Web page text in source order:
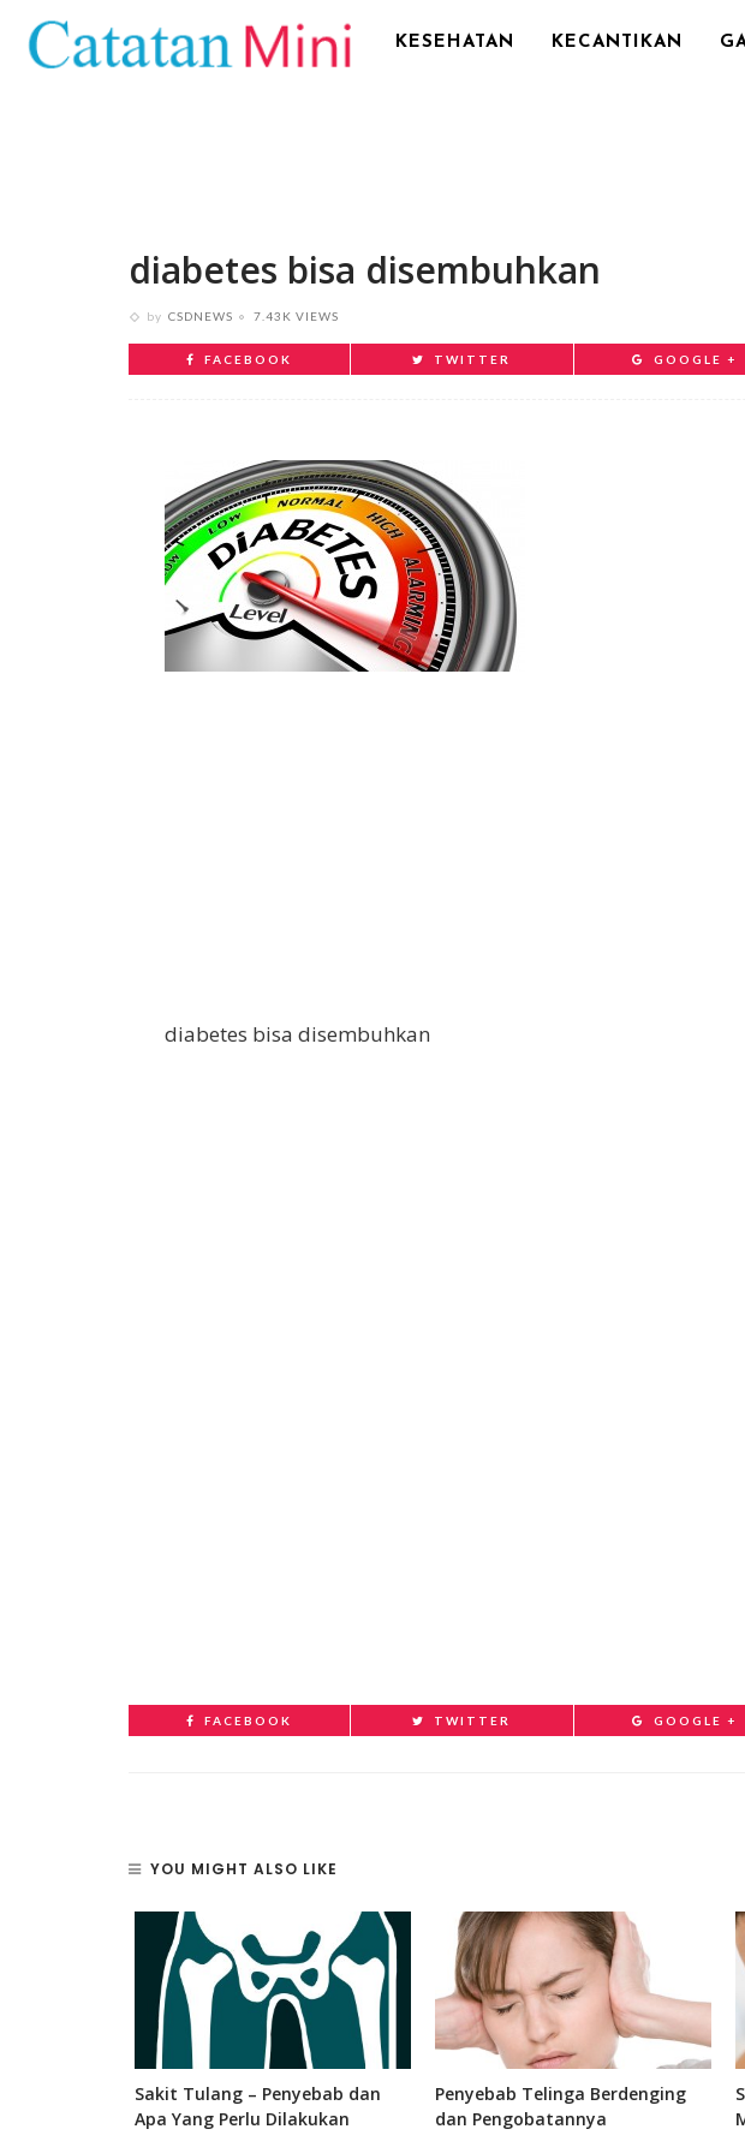
KESEHATAN KECANTIKAN
diabetes bisa disembuhkan
by CSDNEWS 7.43K VIEWS
FACEBOOK TWITTER GOOGLE +
diabetes bisa disembuhkan
FACEBOOK TWITTER GOOGLE +
YOU MIGHT ALSO LIKE
Sakit Tulang – Penyebab dan
Apa Yang Perlu Dilakukan
Penyebab Telinga Berdenging
dan Pengobatannya